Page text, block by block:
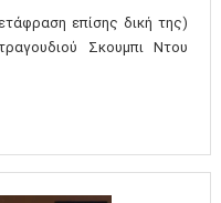
επίσης δική της)
Σκουμπι Ντου